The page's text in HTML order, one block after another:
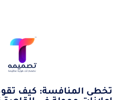
تخطى المنافسة: كيف